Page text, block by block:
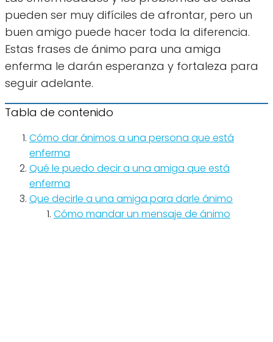
pueden ser muy difíciles de afrontar, pero un
buen amigo puede hacer toda la diferencia.
Estas frases de ánimo para una amiga
enferma le darán esperanza y fortaleza para
seguir adelante.
Tabla de contenido
Cómo dar ánimos a una persona que está
enferma
Qué le puedo decir a una amiga que está
enferma
Que decirle a una amiga para darle ánimo
Cómo mandar un mensaje de ánimo